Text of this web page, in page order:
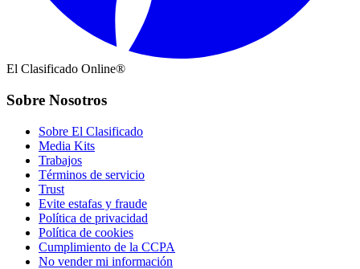
El Clasificado Online®
Sobre Nosotros
Sobre El Clasificado
Media Kits
Trabajos
Términos de servicio
Trust
Evite estafas y fraude
Política de privacidad
Política de cookies
Cumplimiento de la CCPA
No vender mi información